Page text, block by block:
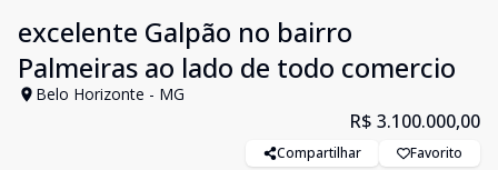
excelente Galpão no bairro
Palmeiras ao lado de todo comercio
Belo Horizonte - MG
R$ 3.100.000,00
Compartilhar Favorito